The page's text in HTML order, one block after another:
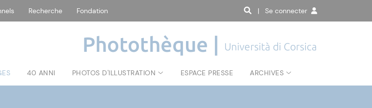
Recherche Fondation | Se connecter
Photothèque | Università di Corsica
40 ANNI PHOTOS D'ILLUSTRATION ESPACE PRESSE ARCHIVES